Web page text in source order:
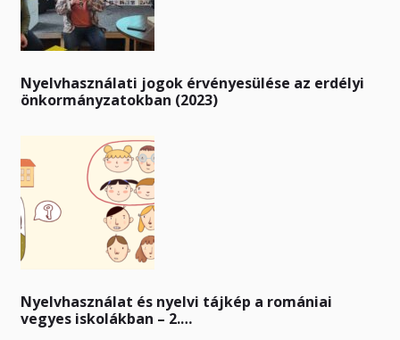
Nyelvhasználati jogok érvényesülése az erdélyi
önkormányzatokban (2023)
Nyelvhasználat és nyelvi tájkép a romániai
vegyes iskolákban – 2.…